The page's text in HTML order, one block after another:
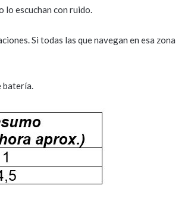
lo escuchan con ruido.
Si todas las que navegan en esa zona
batería.